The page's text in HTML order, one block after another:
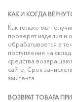
КАК И КОГДА
Как только мы
проверят изделия и
обрабатывается в
поступления на
средства
сайте. Срок
эмитента.
ВОЗВРАТ ТОВАРА